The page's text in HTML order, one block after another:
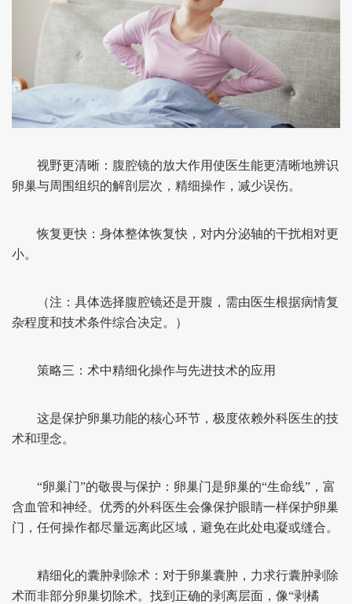
视野更清晰：腹腔镜的放大作用使医生能更清晰地辨识
卵巢与周围组织的解剖层次，精细操作，减少误伤。
恢复更快：身体整体恢复快，对内分泌轴的干扰相对更
小。
（注：具体选择腹腔镜还是开腹，需由医生根据病情复
杂程度和技术条件综合决定。）
策略三：术中精细化操作与先进技术的应用
这是保护卵巢功能的核心环节，极度依赖外科医生的技
术和理念。
“卵巢门”的敬畏与保护：卵巢门是卵巢的“生命线”，富
含血管和神经。优秀的外科医生会像保护眼睛一样保护卵巢
门，任何操作都尽量远离此区域，避免在此处电凝或缝合。
精细化的囊肿剥除术：对于卵巢囊肿，力求行囊肿剥除
术而非部分卵巢切除术。找到正确的剥离层面，像“剥橘